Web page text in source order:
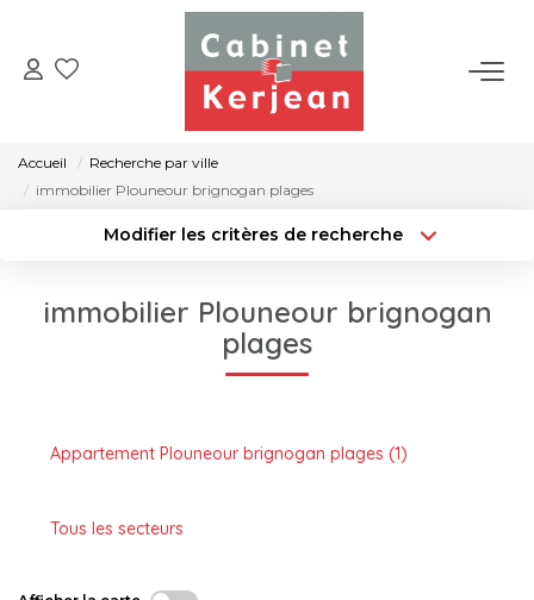
ACHETER
VENDRE
NOS AGENCES
Accueil
Recherche par ville
immobilier Plouneour brignogan plages
Modifier les critères de recherche
Type de bien
immobilier Plouneour brignogan
plages
Appartement Plouneour brignogan plages (1)
Tous les secteurs